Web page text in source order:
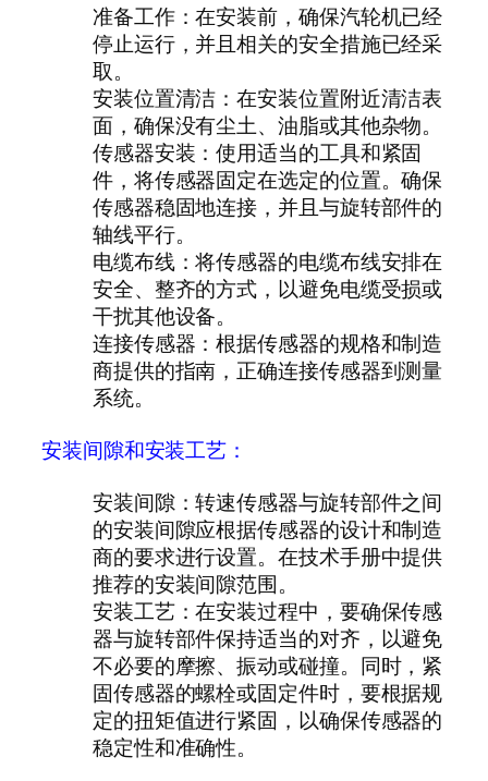
准备工作：在安装前，确保汽轮机已经
停止运行，并且相关的安全措施已经采
取。
安装位置清洁 ：在安装位置附近清洁表
面，确保没有尘土、油脂或其他杂物。
传感器安装 ：使用适当的工具和紧固
件，将传感器固定在选定的位置。确保
传感器稳固地连接，并且与旋转部件的
轴线平行。
电缆布线：将传感器的电缆布线安排在
安全、整齐的方式，以避免电缆受损或
干扰其他设备。
连接传感器 ：根据传感器的规格和制造
商提供的指南，正确连接传感器到测量
系统。
安装间隙和安装工艺：
安装间隙：转速传感器与旋转部件之间
的安装间隙应根据传感器的设计和制造
商的要求进行设置。在技术手册中提供
推荐的安装间隙范围。
安装工艺：在安装过程中，要确保传感
器与旋转部件保持适当的对齐，以避免
不必要的摩擦、振动或碰撞。同时，紧
固传感器的螺栓或固定件时，要根据规
定的扭矩值进行紧固，以确保传感器的
稳定性和准确性。